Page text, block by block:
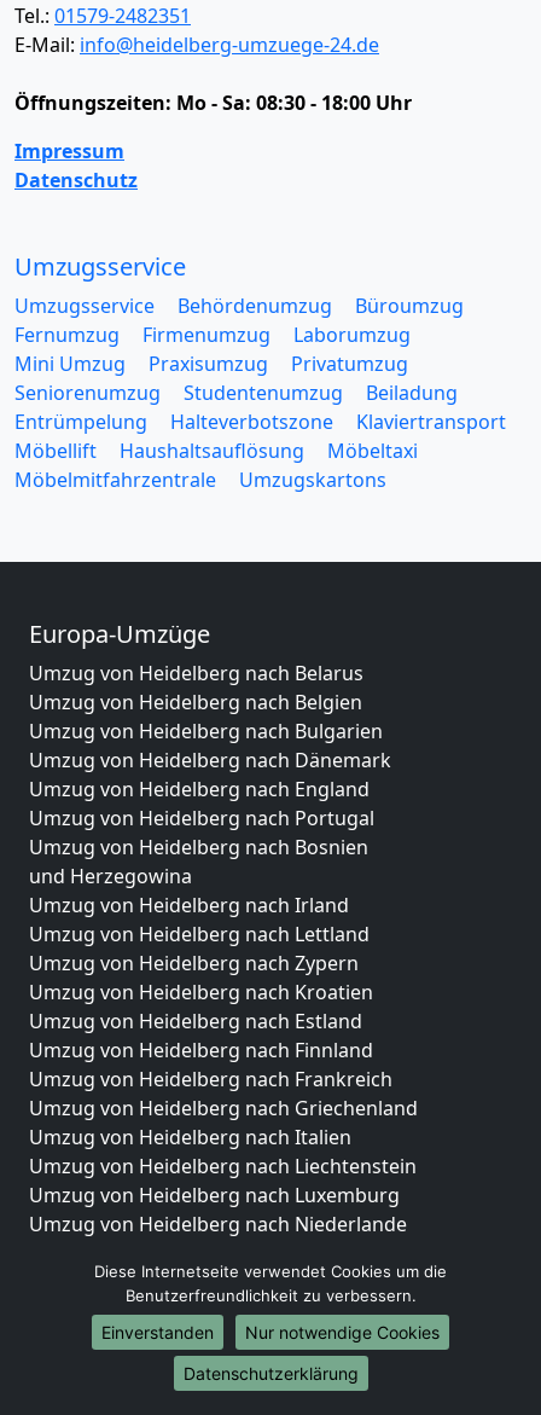
Tel.: 01579-2482351
E-Mail: info@heidelberg-umzuege-24.de
Öffnungszeiten: Mo - Sa: 08:30 - 18:00 Uhr
Impressum
Datenschutz
Umzugsservice
Umzugsservice Behördenumzug
Büroumzug
Fernumzug
Firmenumzug
Laborumzug
Mini Umzug
Praxisumzug
Privatumzug
Seniorenumzug
Studentenumzug
Beiladung
Entrümpelung
Halteverbotszone
Klaviertransport
Möbellift
Haushaltsauflösung
Möbeltaxi
Möbelmitfahrzentrale
Umzugskartons
Europa-Umzüge
Umzug von Heidelberg nach Belarus
Umzug von Heidelberg nach Belgien
Umzug von Heidelberg nach Bulgarien
Umzug von Heidelberg nach Dänemark
Umzug von Heidelberg nach England
Umzug von Heidelberg nach Portugal
Umzug von Heidelberg nach Bosnien
und Herzegowina
Umzug von Heidelberg nach Irland
Umzug von Heidelberg nach Lettland
Umzug von Heidelberg nach Zypern
Umzug von Heidelberg nach Kroatien
Umzug von Heidelberg nach Estland
Umzug von Heidelberg nach Finnland
Umzug von Heidelberg nach Frankreich
Umzug von Heidelberg nach Griechenland
Umzug von Heidelberg nach Italien
Umzug von Heidelberg nach Liechtenstein
Umzug von Heidelberg nach Luxemburg
Umzug von Heidelberg nach Niederlande
Umzüge-Deutschlandweit
Umzug von Heidelberg nach Berlin
Umzug von Heidelberg nach Hamburg
Umzug von Heidelberg nach München
Diese Internetseite verwendet Cookies um die
Benutzerfreundlichkeit zu verbessern.
Einverstanden
Nur notwendige Cookies
Datenschutzerklärung